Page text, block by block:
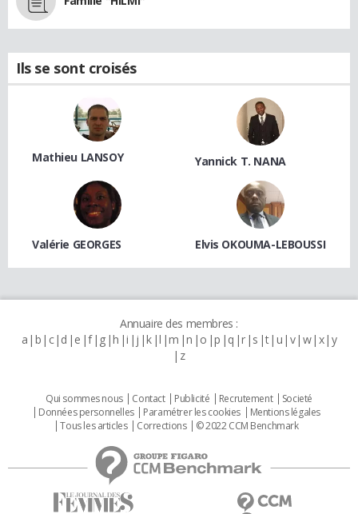
Ils se sont croisés
Mathieu LANSOY Yannick T. NANA
Valérie GEORGES Elvis OKOUMA-LEBOUSSI
Annuaire des membres :
a b c d e f g h i j k l m n o p q r s t u v w x y
z
Qui sommes nous Contact Publicité Recrutement
Societé
Données personnelles
Paramétrer les cookies
Mentions légales
Tous les articles
Corrections © 2022 CCM Benchmark